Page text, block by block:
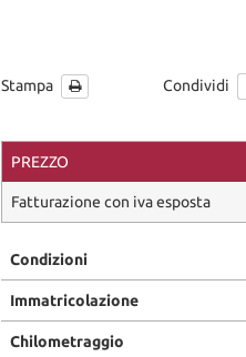
Stampa Condividi
PREZZO
Fatturazione con iva esposta
Condizioni
Immatricolazione
Chilometraggio